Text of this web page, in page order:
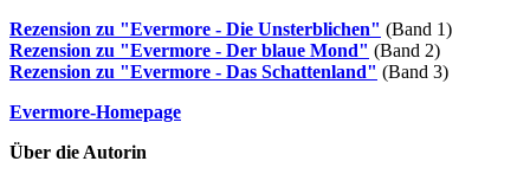
Rezension zu "Evermore - Die Unsterblichen" (Band 1)
Rezension zu "Evermore - Der blaue Mond" (Band 2)
Rezension zu "Evermore - Das Schattenland" (Band 3)
Evermore-Homepage
Über die Autorin